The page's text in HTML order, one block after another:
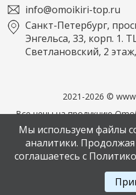
info@omoikiri-top.ru
Санкт-Петербург,
Энгельса, 33, корп. 1.
Светлановский, 2
2021-2026 ©
Все цены на продукцию
22%. Официальный дилер
магазин
Мы используем файлы
аналитики.
соглашаетесь с